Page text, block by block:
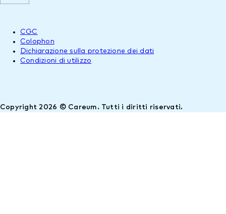
Copyright 2026 © Careum. Tutti i diritti riservati.
CGC
Colophon
Dichiarazione sulla protezione dei dati
Condizioni di utilizzo